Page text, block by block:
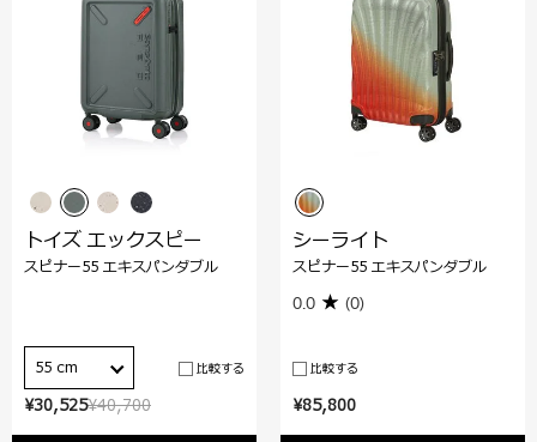
¥40,700
¥30,525
トイズ エックスピー
スピナー55 エキスパンダブル
55 cm 比較する
¥85,800
シーライト
スピナー55 エキスパンダブル
0.0 (0)
比較する